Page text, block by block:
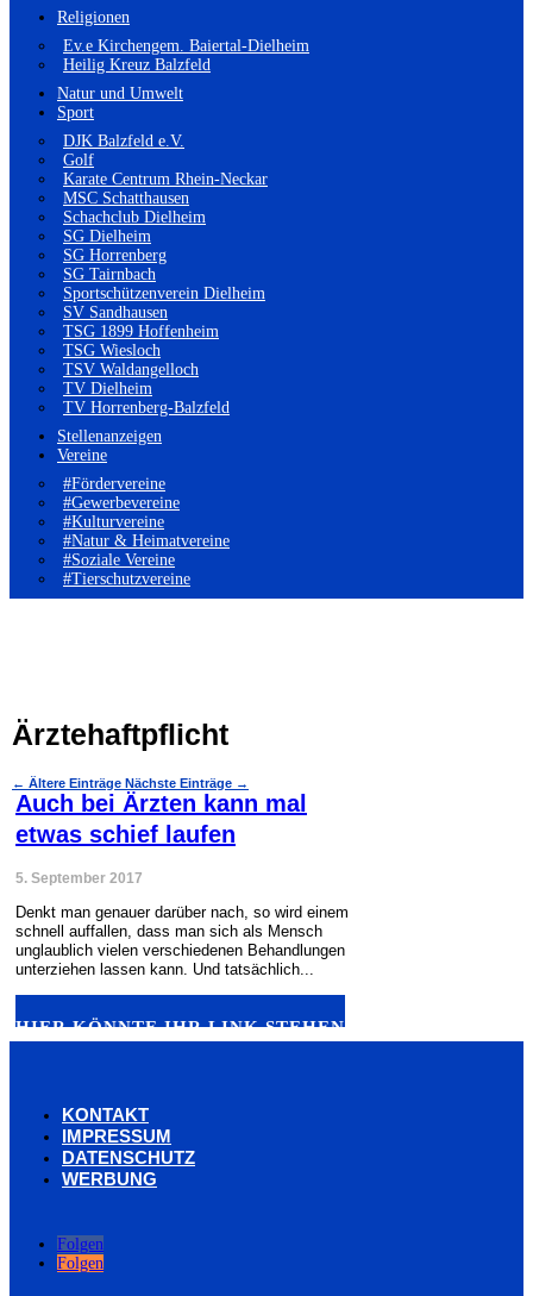
Religionen
Ev.e Kirchengem. Baiertal-Dielheim
Heilig Kreuz Balzfeld
Natur und Umwelt
Sport
DJK Balzfeld e.V.
Golf
Karate Centrum Rhein-Neckar
MSC Schatthausen
Schachclub Dielheim
SG Dielheim
SG Horrenberg
SG Tairnbach
Sportschützenverein Dielheim
SV Sandhausen
TSG 1899 Hoffenheim
TSG Wiesloch
TSV Waldangelloch
TV Dielheim
TV Horrenberg-Balzfeld
Stellenanzeigen
Vereine
#Fördervereine
#Gewerbevereine
#Kulturvereine
#Natur & Heimatvereine
#Soziale Vereine
#Tierschutzvereine
Ärztehaftpflicht
← Ältere Einträge Nächste Einträge →
Auch bei Ärzten kann mal
etwas schief laufen
5. September 2017
Denkt man genauer darüber nach, so wird einem
schnell auffallen, dass man sich als Mensch
unglaublich vielen verschiedenen Behandlungen
unterziehen lassen kann. Und tatsächlich...
HIER KÖNNTE IHR LINK STEHEN
KONTAKT
IMPRESSUM
DATENSCHUTZ
WERBUNG
Folgen
Folgen